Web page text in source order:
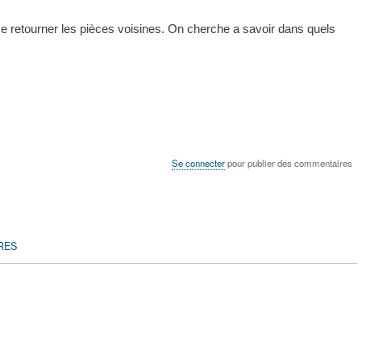
retourner les pièces voisines. On cherche a savoir dans quels
Se connecterpour publier des commentaires